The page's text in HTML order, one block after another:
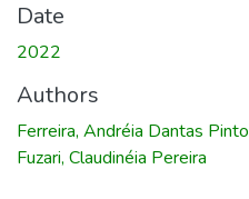
Date
2022
Authors
Ferreira, Andréia Dantas Pinto
Fuzari, Claudinéia Pereira